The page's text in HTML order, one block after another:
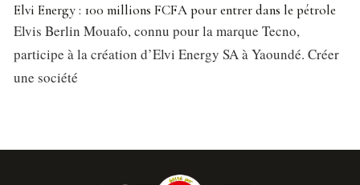
Elvi Energy : 100 millions FCFA pour entrer dans le pétrole
Elvis Berlin Mouafo, connu pour la marque Tecno,
participe à la création d’Elvi Energy SA à Yaoundé. Créer
une société